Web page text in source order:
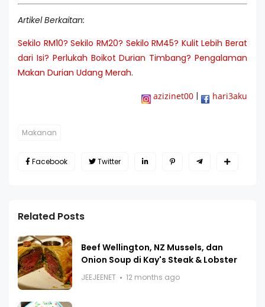
Artikel Berkaitan:
Sekilo RM10? Sekilo RM20? Sekilo RM45? Kulit Lebih Berat
dari Isi? Perlukah Boikot Durian Timbang? Pengalaman
Makan Durian Udang Merah.
azizinet00 | hari3aku
Makanan
Facebook Twitter
Related Posts
Beef Wellington, NZ Mussels, dan
Onion Soup di Kay's Steak & Lobster
JEEJEENET 12 months ago